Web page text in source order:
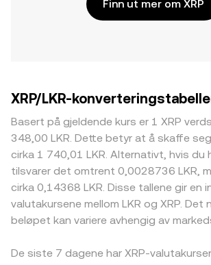
Finn ut mer om XRP
XRP/LKR-
Basert på gjeldende kurs er 1 XRP
348,00 LKR. Dette betyr at å skaffe seg
cirka 1 740,01 LKR. Alternativt, hvis du
tilsvarer det omtrent 0,0028736 LKR,
cirka 0,14368 LKR. Disse tallene gir en
valutakursene mellom LKR og XRP. Det
beløpet kan variere avhengig av
De siste 7 dagene har XRP-